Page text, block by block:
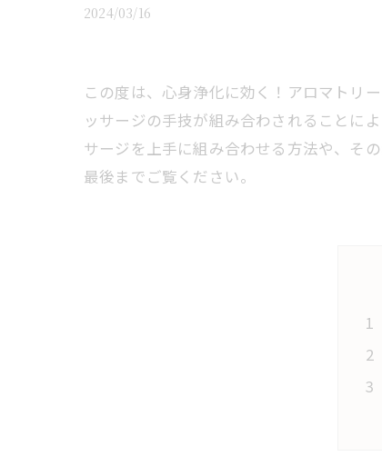
2024/03/16
この度は、心身浄化に効く！アロマトリ
ッサージの手技が組み合わされることに
サージを上手に組み合わせる方法や、そ
最後までご覧ください。